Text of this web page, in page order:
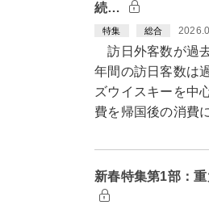
続…
特集 総合
訪日外客数が過
年間の訪日客数は
ズウイスキーを中
費を帰国後の消費
新春特集第1部：